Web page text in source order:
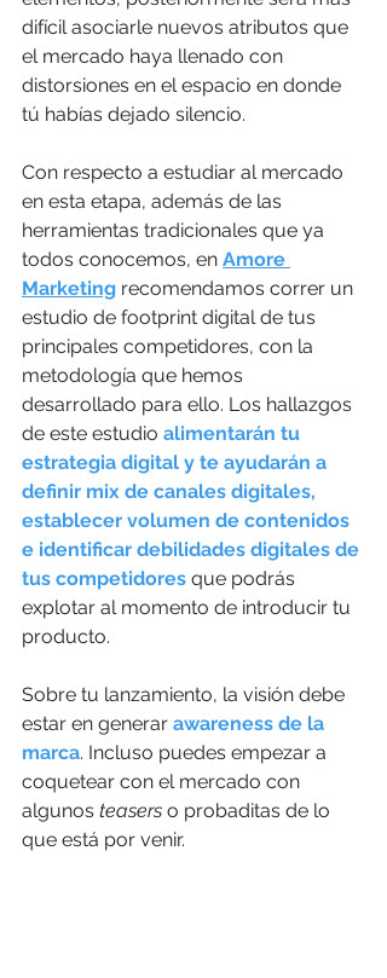
difícil asociarle nuevos atributos que
el mercado haya llenado con
distorsiones en el espacio en donde
tú habías dejado silencio.
Con respecto a estudiar al mercado
en esta etapa, además de las
herramientas tradicionales que ya
todos conocemos, en Amore
Marketing recomendamos correr un
estudio de footprint digital de tus
principales competidores, con la
metodología que hemos
desarrollado para ello. Los hallazgos
de este estudio alimentarán tu
estrategia digital y te ayudarán a
definir mix de canales digitales,
establecer volumen de contenidos
e identificar debilidades digitales de
tus competidores que podrás
explotar al momento de introducir tu
producto.
Sobre tu lanzamiento, la visión debe
estar en generar awareness de la
marca. Incluso puedes empezar a
coquetear con el mercado con
algunos teasers o probaditas de lo
que está por venir.